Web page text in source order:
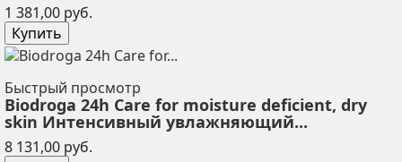
1 381,00 руб.
Купить
Быстрый просмотр
Biodroga 24h Care for moisture deficient, dry
skin Интенсивный увлажняющий...
8 131,00 руб.